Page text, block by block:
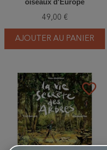
oiseaux d'Europe
49,00 €
AJOUTER AU PANIER
favorite_border